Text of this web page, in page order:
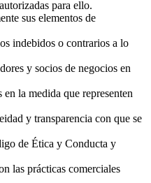
para ello.
sus elementos de
indebidos o contrarios a lo
y socios de negocios en
en la medida que representen
y transparencia con que se
de Ética y Conducta y
las prácticas comerciales